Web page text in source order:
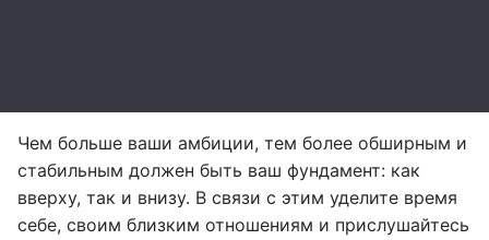
Чем больше ваши амбиции, тем более обширным и
стабильным должен быть ваш фундамент: как
вверху, так и внизу. В связи с этим уделите время
себе, своим близким отношениям и прислушайтесь